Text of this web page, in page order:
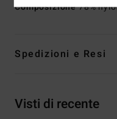
Composizione78%
Spedizioni e Resi
Visti di recente